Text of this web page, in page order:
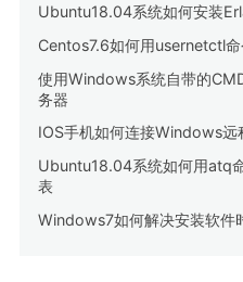
Ubuntu18.04系统如何安装
Centos7.6如何用usernetctl
使用Windows系统自带的
务器
IOS手机如何连接Windows远
Ubuntu18.04系统如何用atq
表
Windows7如何解决安装软件